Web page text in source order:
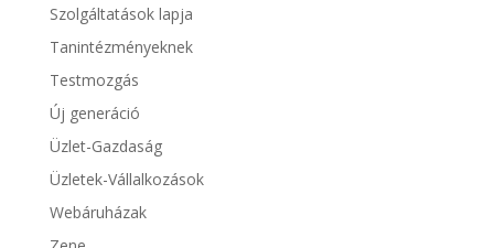
Szolgáltatások lapja
Tanintézményeknek
Testmozgás
Új generáció
Üzlet-Gazdaság
Üzletek-Vállalkozások
Webáruházak